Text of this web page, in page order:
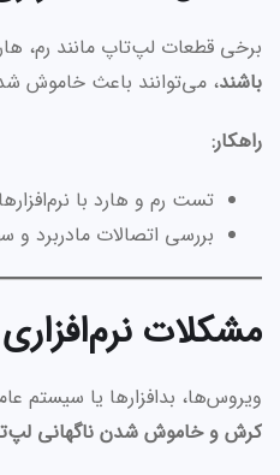
برخی قطعات لپ‌تاپ مانند رم،
باشند، می‌توانند باعث خاموش
راهکار:
تست رم و هارد با
بررسی اتصالات مادربرد و
مشکلات
ویروس‌ها، بدافزارها یا سیستم
کرش و خاموش شدن ناگهانی